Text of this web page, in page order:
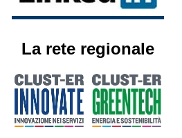
La rete regionale